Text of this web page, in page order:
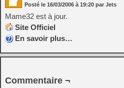
Posté le 16/03/2006 à 19:20 par Jets
Mame32 est à jour.
Site Officiel
En savoir plus…
Commentaire ¬